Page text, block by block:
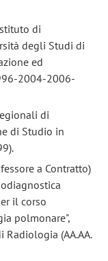
di
degli Studi di
ed
2004-2006-
di
di Studio in
a Contratto)
il corso
polmonare",
(AA.AA.